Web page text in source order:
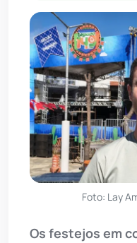
Foto: Lay
Os festejos em